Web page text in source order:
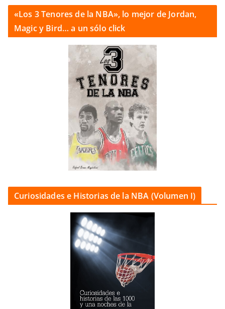
«Los 3 Tenores de la NBA», lo mejor de Jordan,
Magic y Bird… a un sólo click
Curiosidades e Historias de la NBA (Volumen I)